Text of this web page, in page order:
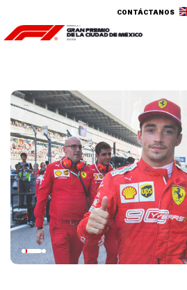
CONTÁCTANOS